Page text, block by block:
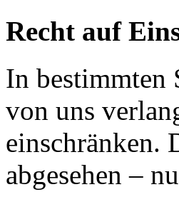
Recht auf
In bestimmten
von uns
einschränken.
abgesehen –